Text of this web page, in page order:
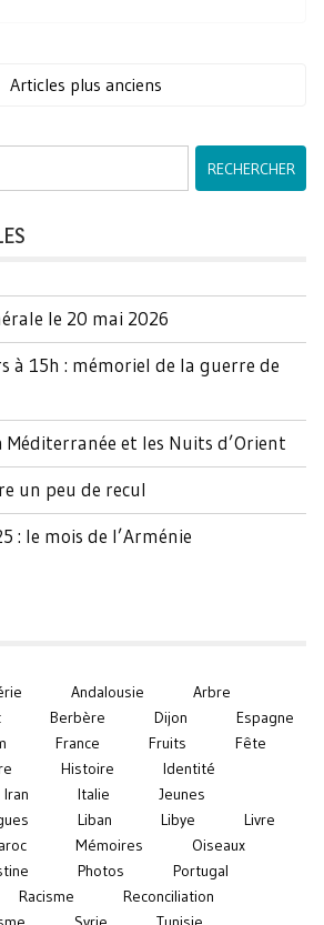
Articles plus anciens
le 20 mai 2026
à 15h : mémoriel de la guerre de
Méditerranée et les Nuits d’Orient
un peu de recul
: le mois de l’Arménie
Andalousie
Arbre
Berbère Dijon
Espagne
France Fruits
Fête
Histoire
Identité
Iran Italie
Jeunes
Liban Libye
Livre
Mémoires
Oiseaux
Photos
Portugal
Racisme
Reconciliation